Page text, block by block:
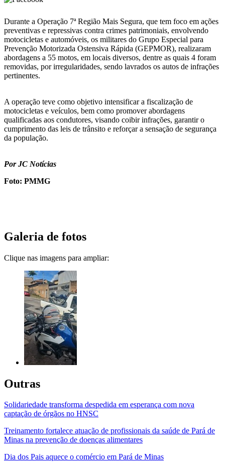
Durante a Operação 7ª Região Mais Segura, que tem foco em ações
preventivas e repressivas contra crimes patrimoniais, envolvendo
motocicletas e automóveis, os militares do Grupo Especial para
Prevenção Motorizada Ostensiva Rápida (GEPMOR), realizaram
abordagens a 55 motos, em locais diversos, dentre as quais 4 foram
removidas, por irregularidades, sendo lavrados os autos de infrações
pertinentes.
A operação teve como objetivo intensificar a fiscalização de
motocicletas e veículos, bem como promover abordagens
qualificadas aos condutores, visando coibir infrações, garantir o
cumprimento das leis de trânsito e reforçar a sensação de segurança
da população.
Por JC Notícias
Foto: PMMG
Galeria de fotos
Clique nas imagens para ampliar:
Outras
Solidariedade transforma despedida em esperança com nova
captação de órgãos no HNSC
Treinamento fortalece atuação de profissionais da saúde de Pará de
Minas na prevenção de doenças alimentares
Dia dos Pais aquece o comércio em Pará de Minas